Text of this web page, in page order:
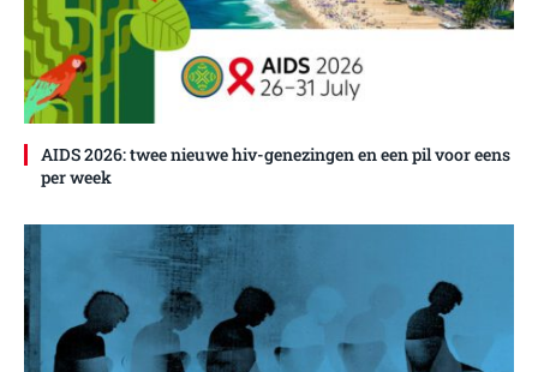
AIDS 2026: twee nieuwe hiv-genezingen en een pil voor eens
per week